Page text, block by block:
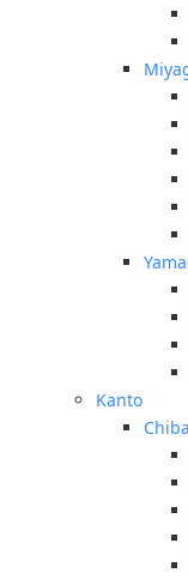
Kanto
Chiba